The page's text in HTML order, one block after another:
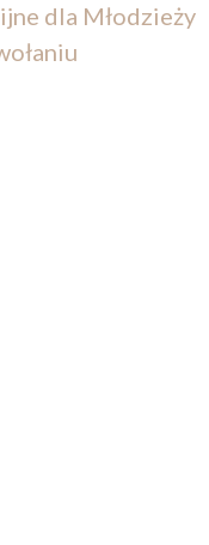
dla Młodzieży